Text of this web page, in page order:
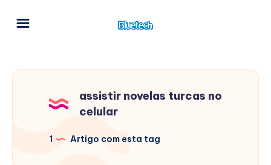
assistir novelas turcas no
celular
1 Artigo com esta tag